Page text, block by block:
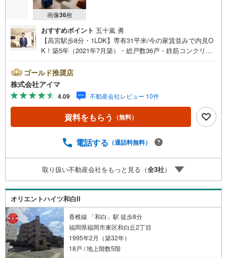
画像36枚
おすすめポイント 五十嵐 勇
【高宮駅歩8分・1LDK】専有31平米/今の家賃並みで内見O
K！築5年（2021年7月築）・総戸数36戸・鉄筋コンクリー
有約31平米。■リフォーム内装はリフォーム済みです。■住
戸の条件角部屋です。陽当り良好。風がよく通ります。■防
犯・セキュリティエントランスはオートロック。共用部に
防犯カメラを設置。来訪者は映像で確認できます。宅配ボ
ックスで不在時も荷物を受け取れます。■ペットについて小
型犬の飼育をご相談いただけます（管理規約によります）■
輪場・バイク置場あり。■アイマのサポートアイマは福岡の
平日も夜間もご見学OK/ご自宅・最寄り駅まで送迎無料/オ
ンライン相談OK「見るだけ」「ローン相談だけ」でも歓迎
します他社でローンが難しいと言われた方、転職後で審査
にご不安の方もご相談ください
ゴールド推奨店
株式会社アイマ
4.09 不動産会社レビュー 10件
資料をもらう （無料）
電話する （通話料無料）
取り扱い不動産会社をもっと見る（全3社）
オリエントハイツ和白II
香椎線 「和白」駅 徒歩8分
福岡県福岡市東区和白丘2丁目
1995年2月（築32年）
18戸 / 地上階数5階